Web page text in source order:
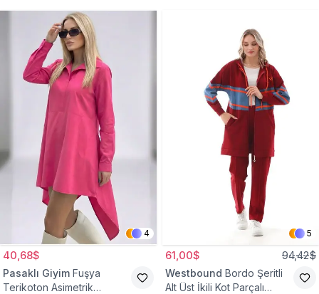
4
40,68$
Pasaklı Giyim Fuşya
Terikoton Asimetrik
5
61,00$ 94,42$
Westbound Bordo Şeritli
Alt Üst İkili Kot Parçalı